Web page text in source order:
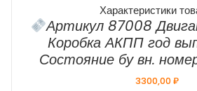
Характеристики
Артикул 87008
Коробка АКПП год
Состояние бу вн.
3300,00₽